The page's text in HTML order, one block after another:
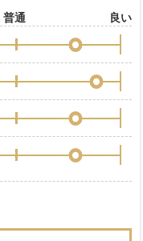
普通 良い